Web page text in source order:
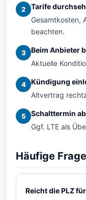
2
Tarife
Gesamtkosten,
beachten.
3
Beim Anbieter
Aktuelle
4
Kündigung
Altvertrag
5
Schalttermin
Ggf. LTE als
Häufige
Reicht die PLZ